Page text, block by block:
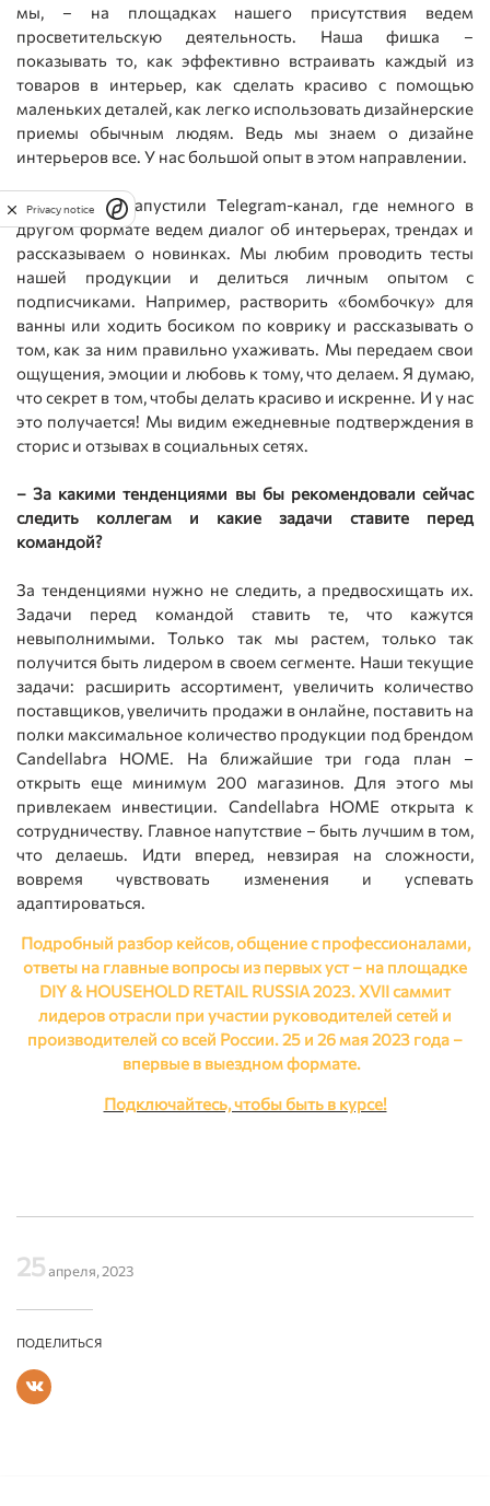
мы, – на площадках нашего присутствия ведем
просветительскую деятельность. Наша фишка –
показывать то, как эффективно встраивать каждый из
товаров в интерьер, как сделать красиво с помощью
маленьких деталей, как легко использовать дизайнерские
приемы обычным людям. Ведь мы знаем о дизайне
интерьеров все. У нас большой опыт в этом направлении.
Недавно мы запустили Telegram-канал, где немного в
другом формате ведем диалог об интерьерах, трендах и
рассказываем о новинках. Мы любим проводить тесты
нашей продукции и делиться личным опытом с
подписчиками. Например, растворить «бомбочку» для
ванны или ходить босиком по коврику и рассказывать о
том, как за ним правильно ухаживать. Мы передаем свои
ощущения, эмоции и любовь к тому, что делаем. Я думаю,
что секрет в том, чтобы делать красиво и искренне. И у нас
это получается! Мы видим ежедневные подтверждения в
сторис и отзывах в социальных сетях.
– За какими тенденциями вы бы рекомендовали сейчас
следить коллегам и какие задачи ставите перед
командой?
За тенденциями нужно не следить, а предвосхищать их.
Задачи перед командой ставить те, что кажутся
невыполнимыми. Только так мы растем, только так
получится быть лидером в своем сегменте. Наши текущие
задачи: расширить ассортимент, увеличить количество
поставщиков, увеличить продажи в онлайне, поставить на
полки максимальное количество продукции под брендом
Candellabra HOME. На ближайшие три года план –
открыть еще минимум 200 магазинов. Для этого мы
привлекаем инвестиции. Candellabra HOME открыта к
сотрудничеству. Главное напутствие – быть лучшим в том,
что делаешь. Идти вперед, невзирая на сложности,
вовремя чувствовать изменения и успевать
адаптироваться.
Подробный разбор кейсов, общение с профессионалами,
ответы на главные вопросы из первых уст – на площадке
DIY & HOUSEHOLD RETAIL RUSSIA 2023. XVII саммит
лидеров отрасли при участии руководителей сетей и
производителей со всей России. 25 и 26 мая 2023 года –
впервые в выездном формате.
Подключайтесь, чтобы быть в курсе!
25апреля, 2023
ПОДЕЛИТЬСЯ
Privacy notice